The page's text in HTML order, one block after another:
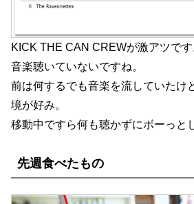
KICK THE CAN CREWが激アツで
音楽聴いていないですね。
前は何するでも音楽を流していたけ
境が好み。
移動中ですら何も聴かずにボーっと
先週食べたもの